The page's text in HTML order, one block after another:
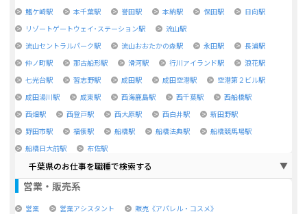
鰭ケ崎駅
本千葉駅 誉田駅 本納駅 保田駅
日向駅
リゾートゲートウェイ･ステーション駅
流山駅
流山セントラルパーク駅
流山おおたかの森駅 永田駅
長浦駅
仲ノ町駅
那古船形駅 滑河駅 行川アイランド駅
浪花駅
七光台駅
習志野駅 成田駅 成田空港駅
空港第２ビル駅
成田湯川駅
成東駅 西海鹿島駅 西千葉駅
西船橋駅
西畑駅
西登戸駅 西大原駅 西白井駅
新田野駅
野田市駅
福俵駅 船橋駅 船橋法典駅
船橋競馬場駅
船橋日大前駅
布佐駅
千葉県のお仕事を職種で検索する
営業・販売系
営業 営業アシスタント
販売《アパレル・コスメ》